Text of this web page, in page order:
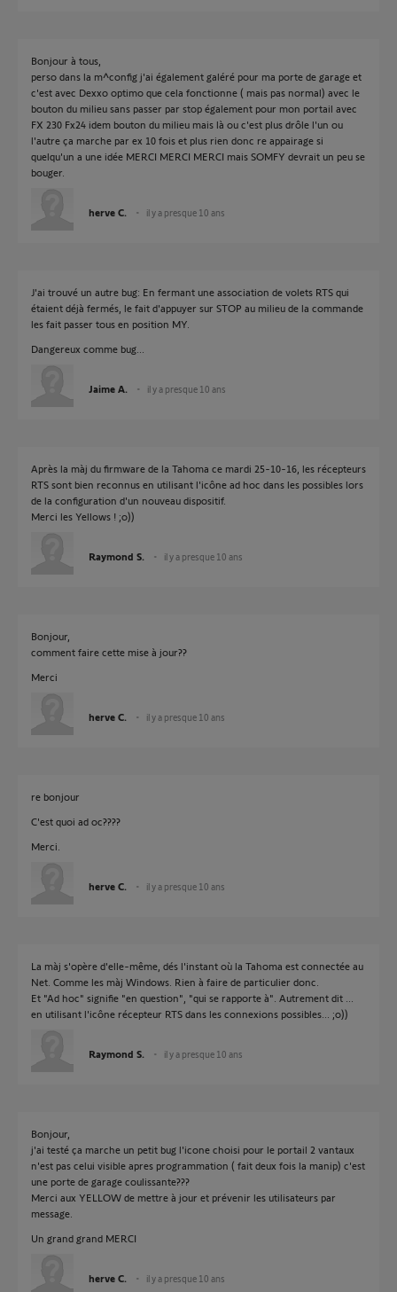
Bonjour à tous,
perso dans la m^config j'ai également galéré pour ma porte de garage et
c'est avec Dexxo optimo que cela fonctionne ( mais pas normal) avec le
bouton du milieu sans passer par stop également pour mon portail avec
FX 230 Fx24 idem bouton du milieu mais là ou c'est plus drôle l'un ou
l'autre ça marche par ex 10 fois et plus rien donc re appairage si
quelqu'un a une idée MERCI MERCI MERCI mais SOMFY devrait un peu se
bouger.
herve C. il y a presque 10 ans
J'ai trouvé un autre bug: En fermant une association de volets RTS qui
étaient déjà fermés, le fait d'appuyer sur STOP au milieu de la commande
les fait passer tous en position MY.
Dangereux comme bug...
Jaime A. il y a presque 10 ans
Après la màj du firmware de la Tahoma ce mardi 25-10-16, les récepteurs
RTS sont bien reconnus en utilisant l'icône ad hoc dans les possibles lors
de la configuration d'un nouveau dispositif.
Merci les Yellows ! ;o))
Raymond S. il y a presque 10 ans
Bonjour,
comment faire cette mise à jour??
Merci
herve C. il y a presque 10 ans
re bonjour
C'est quoi ad oc????
Merci.
herve C. il y a presque 10 ans
La màj s'opère d'elle-même, dés l'instant où la Tahoma est connectée au
Net. Comme les màj Windows. Rien à faire de particulier donc.
Et "Ad hoc" signifie "en question", "qui se rapporte à". Autrement dit ...
en utilisant l'icône récepteur RTS dans les connexions possibles... ;o))
Raymond S. il y a presque 10 ans
Bonjour,
j'ai testé ça marche un petit bug l'icone choisi pour le portail 2 vantaux
n'est pas celui visible apres programmation ( fait deux fois la manip) c'est
une porte de garage coulissante???
Merci aux YELLOW de mettre à jour et prévenir les utilisateurs par
message.
Un grand grand MERCI
herve C. il y a presque 10 ans